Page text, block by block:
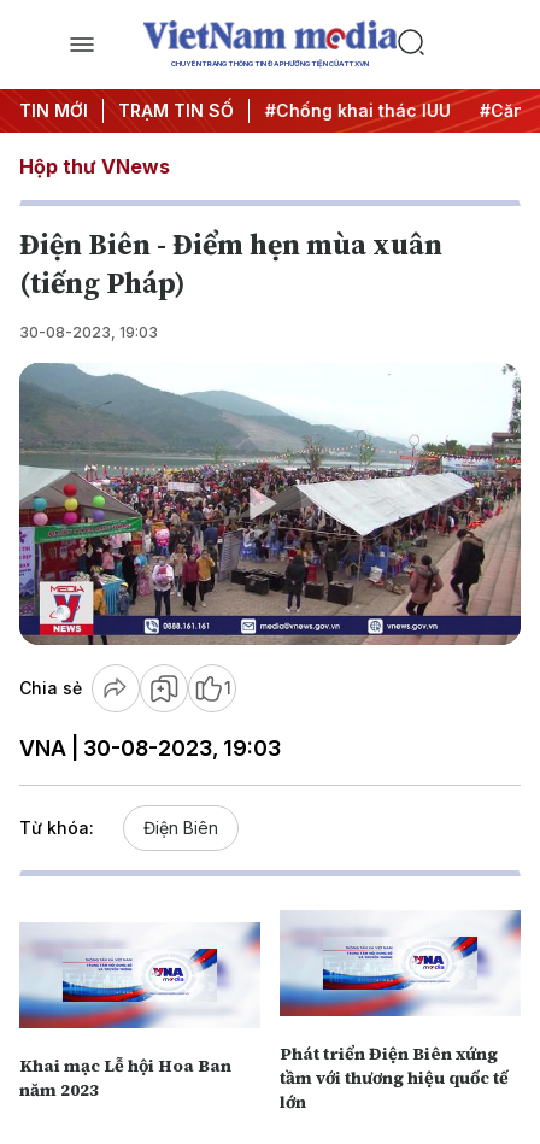
CHUYÊN TRANG THÔNG TIN ĐA PHƯƠNG TIỆN CỦA TTXVN
TIN MỚI TRẠM TIN SỐ
#Chiến dịch 500 ngày đêm #Chống khai thác IUU #Căng
Hộp thư VNews
Điện Biên - Điểm hẹn mùa xuân
(tiếng Pháp)
30-08-2023, 19:03
Play
Video
Chia sẻ 1
VNA | 30-08-2023, 19:03
Từ khóa: Điện Biên
Khai mạc Lễ hội Hoa Ban
năm 2023
Phát triển Điện Biên xứng
tầm với thương hiệu quốc tế
lớn